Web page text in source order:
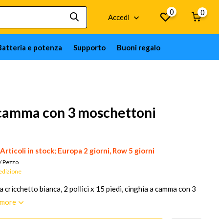
Accedi
0 0
e potenza Supporto Buoni regalo
con 3 moschettoni
Articoli in stock; Europa 2 giorni, Row 5 giorni
/Pezzo
cricchetto bianca, 2 pollici x 15 piedi, cinghia a camma con 3